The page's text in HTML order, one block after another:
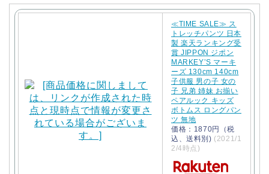
≪TIME SALE≫ ス
トレッチパンツ 日本
製 楽天ランキング受
賞 JIPPON ジポン
MARKEY’S マーキ
ーズ 130cm 140cm
子供服 男の子 女の
子 兄弟 姉妹 お揃い
ペアルック キッズ
ボトムス ロングパン
ツ 無地
価格：1870円（税
込、送料別) (2021/1
2/4時点)